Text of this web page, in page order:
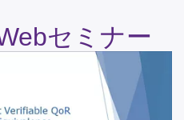
セミナー